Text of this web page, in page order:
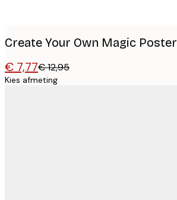
Create Your Own Magic Poster
€ 7,77€ 12,95
Kies afmeting